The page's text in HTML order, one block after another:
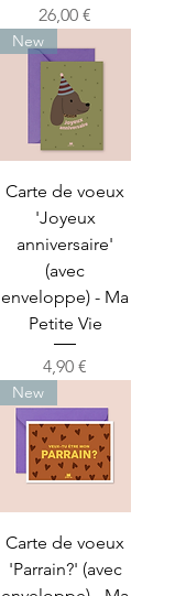
Prix
26,00 €
New
Carte de voeux
'Joyeux
anniversaire'
(avec
enveloppe) - Ma
Petite Vie
Prix
4,90 €
New
Carte de voeux
'Parrain?' (avec